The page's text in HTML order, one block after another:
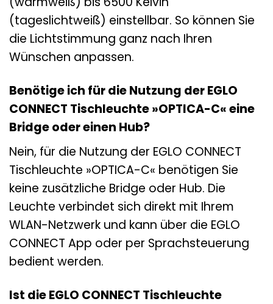
(tageslichtweiß) einstellbar. So können Sie
die Lichtstimmung ganz nach Ihren
Wünschen anpassen.
Benötige ich für die Nutzung der EGLO
CONNECT Tischleuchte »OPTICA-C« eine
Bridge oder einen Hub?
Nein, für die Nutzung der EGLO CONNECT
Tischleuchte »OPTICA-C« benötigen Sie
keine zusätzliche Bridge oder Hub. Die
Leuchte verbindet sich direkt mit Ihrem
WLAN-Netzwerk und kann über die EGLO
CONNECT App oder per Sprachsteuerung
bedient werden.
Ist die EGLO CONNECT Tischleuchte